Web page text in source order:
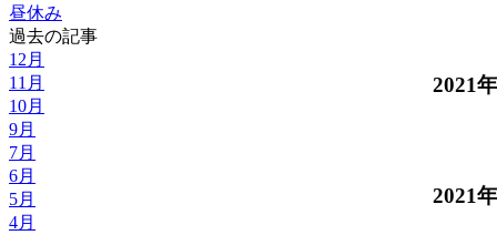
昼休み
過去の記事
12月
11月
10月
9月
7月
6月
5月
4月
2021
2021